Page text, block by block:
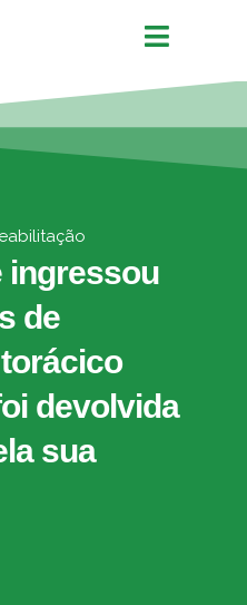
ingressou
de
devolvida
sua